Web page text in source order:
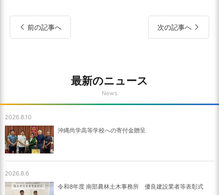
前の記事へ 次の記事へ
最新のニュース
News
2026.8.10
沖縄尚学高等学校への寄付金贈呈
2026.8.6
令和8年度 南部農林土木事務所 優良建設業者等表彰式